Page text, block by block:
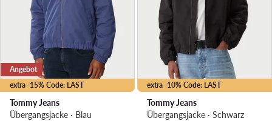
extra -15% Code: LAST
Angebot
Tommy Jeans
Übergangsjacke · Blau
extra -10% Code: LAST
Tommy Jeans
Übergangsjacke · Schwarz